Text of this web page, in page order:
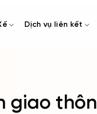
Dịch vụ liên kết
giao